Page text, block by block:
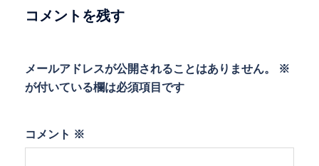
ョコメントを残す
メールアドレスが公開されることはありません。
※
が付いている欄は必須項目です
コメント ※